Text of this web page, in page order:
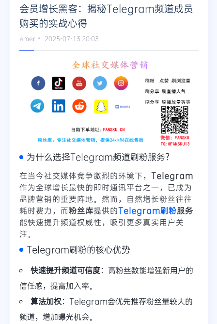
Twitter
会员增长黑客：揭秘Telegram频道成员
购买的实战心得
emer 2025-07-13 20:03
为什么选择Telegram频道刷粉服务？
在当今社交媒体竞争激烈的环境下， Telegram
作为全球增长最快的即时通讯平台之一，已成为
品牌营销的重要阵地。然而，自然增长粉丝往往
耗时费力，而粉丝库提供的Telegram刷粉服务
能快速提升频道权威性，吸引更多真实用户关
注。
Telegram刷粉的核心优势
快速提升频道可信度：高粉丝数能增强新用户的
信任感，提高加入率。
算法加权：Telegram会优先推荐粉丝量较大的
频道，增加曝光机会。